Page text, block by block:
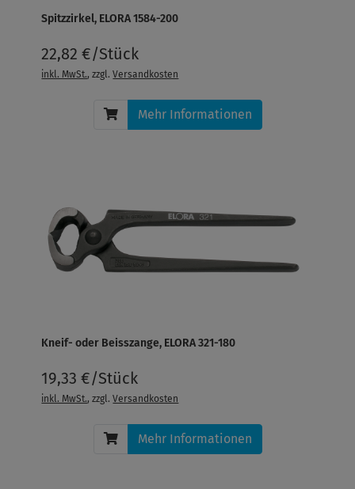
Spitzzirkel, ELORA 1584-200
22,82 €/Stück
inkl. MwSt., zzgl.Versandkosten
Mehr Informationen
Kneif- oder Beisszange, ELORA 321-180
19,33 €/Stück
inkl. MwSt., zzgl.Versandkosten
Mehr Informationen